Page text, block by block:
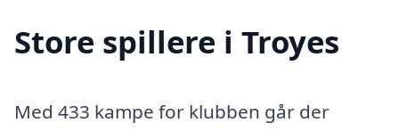
Store spillere i Troyes
Med 433 kampe for klubben går der